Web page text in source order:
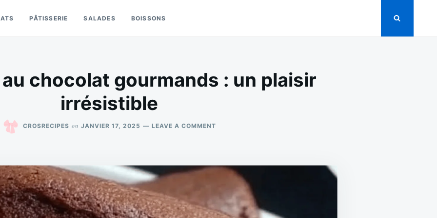
PÂTISSERIE SALADES BOISSONS
chocolat gourmands : un plaisir
irrésistible
CROSRECIPES on JANVIER 17, 2025 LEAVE A COMMENTON
:
PLAISIR
IRRÉSISTIBLE